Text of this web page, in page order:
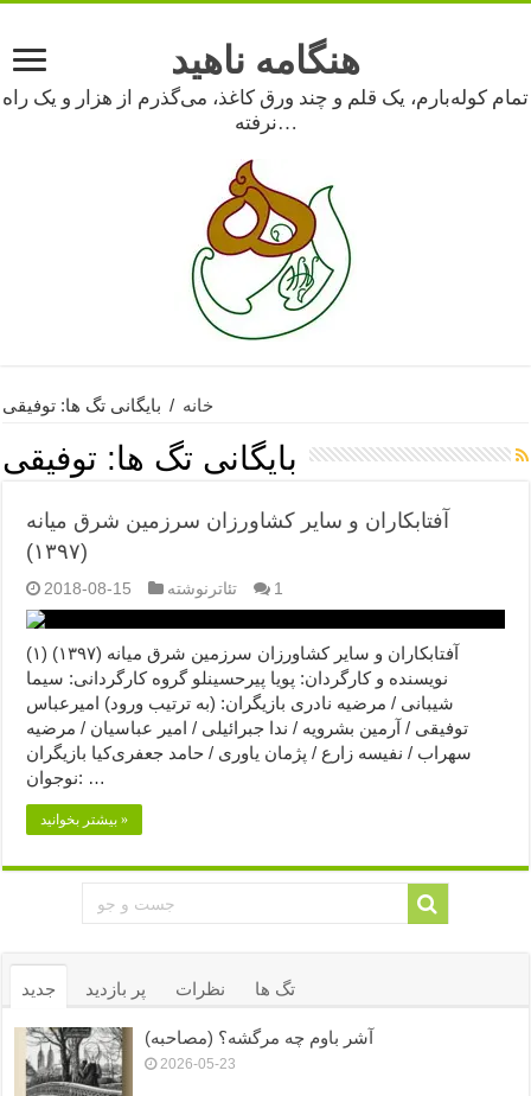
هنگامه ناهید
تمام کوله‌بارم، یک قلم و چند ورق کاغذ، می‌گذرم از هزار و یک راه
نرفته…
خانه / بایگانی تگ ها: توفیقی
بایگانی تگ ها: توفیقی
آفتابکاران و سایر کشاورزان سرزمین شرق میانه
(۱۳۹۷)
2018-08-15 تئاترنوشته 1
آفتابکاران و سایر کشاورزان سرزمین شرق میانه (۱۳۹۷) (۱)
نویسنده و کارگردان: پویا پیرحسینلو گروه کارگردانی: سیما
شیبانی / مرضیه نادری بازیگران: (به ترتیب ورود) امیرعباس
توفیقی / آرمین بشرویه / ندا جبرائیلی / امیر عباسیان / مرضیه
سهراب / نفیسه زارع / پژمان یاوری / حامد جعفری‌کیا بازیگران
نوجوان: …
بیشتر بخوانید »
جدید پر بازدید نظرات تگ ها
آشر باوم چه مرگشه؟ (مصاحبه)
2026-05-23